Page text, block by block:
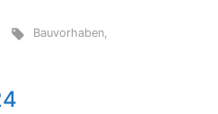
Bauvorhaben,